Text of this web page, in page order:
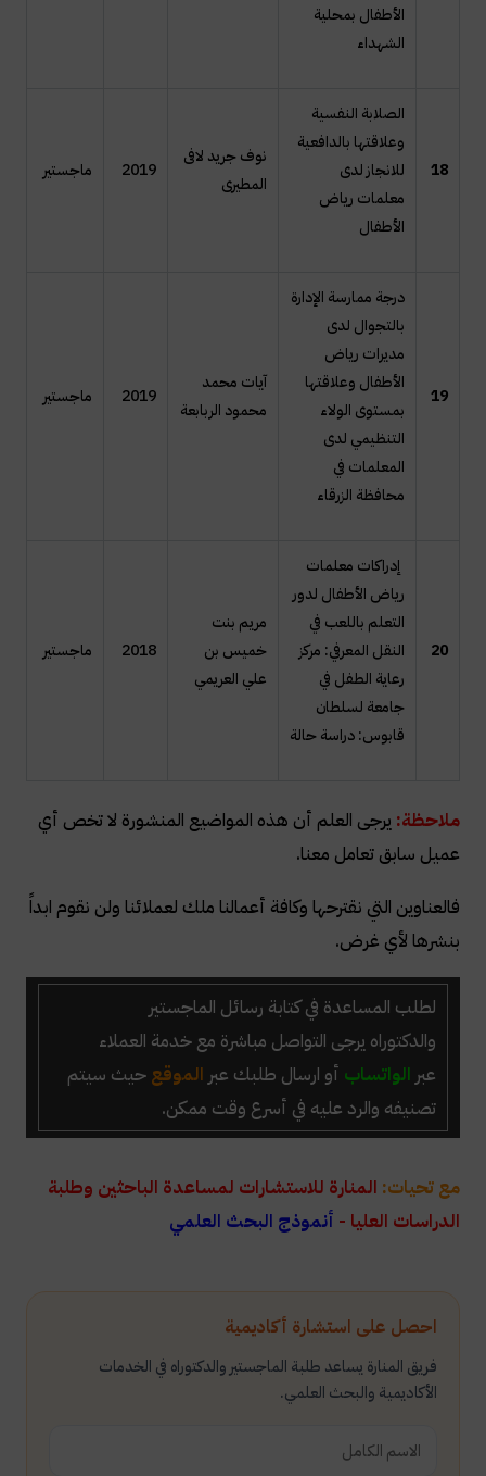
احصل على استشارة أكاديمية
فريق المنارة يساعد طلبة الماجستير والدكتوراه في الخدمات
الأكاديمية والبحث العلمي.
الأطفال بمحلية
الشهداء
18
الصلابة النفسية
وعلاقتها بالدافعية
للانجاز لدى
معلمات رياض
الأطفال
نوف جريد لافى
المطيرى
2019 ماجستير
19
درجة ممارسة الإدارة
بالتجوال لدى
مديرات رياض
الأطفال وعلاقتها
بمستوى الولاء
التنظيمي لدى
المعلمات في
محافظة الزرقاء
آيات محمد
محمود الربابعة
2019 ماجستير
20
إدراكات معلمات
رياض الأطفال لدور
التعلم باللعب في
النقل المعرفي: مركز
رعاية الطفل في
جامعة لسلطان
قابوس: دراسة حالة
مريم بنت
خميس بن
علي العريمي
2018 ماجستير
ملاحظة: يرجى العلم أن هذه المواضيع المنشورة لا تخص أي
عميل سابق تعامل معنا.
فالعناوين التي نقترحها وكافة أعمالنا ملك لعملائنا ولن نقوم ابداً
بنشرها لأي غرض.
لطلب المساعدة في كتابة رسائل الماجستير
والدكتوراه يرجى التواصل مباشرة مع خدمة العملاء
عبر الواتساب أو ارسال طلبك عبر الموقع حيث سيتم
تصنيفه والرد عليه في أسرع وقت ممكن.
مع تحيات: المنارة للاستشارات لمساعدة الباحثين وطلبة
الدراسات العليا - أنموذج البحث العلمي